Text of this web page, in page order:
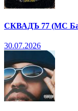
СКВАДЪ 77 (МС
30.07.2026